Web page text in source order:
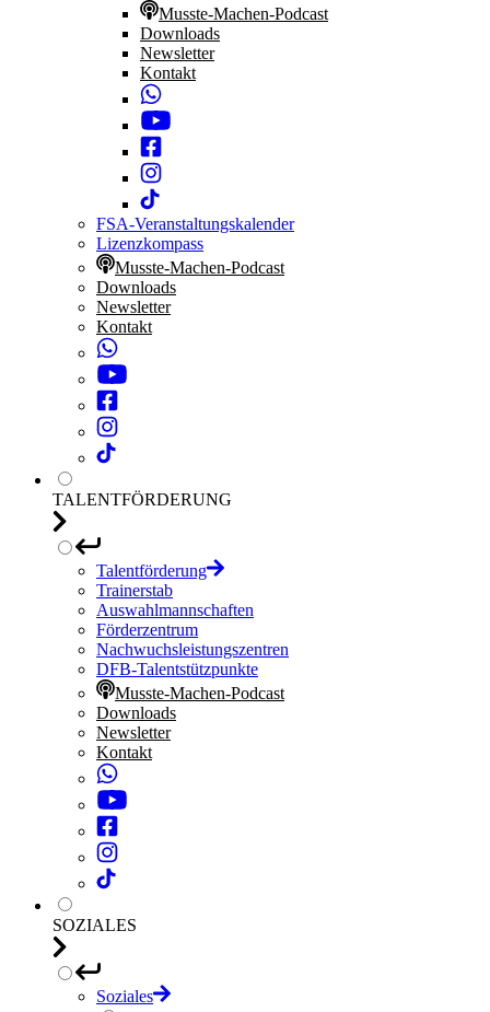
Musste-Machen-Podcast
Downloads
Newsletter
Kontakt
FSA-Veranstaltungskalender
Lizenzkompass
Musste-Machen-Podcast
Downloads
Newsletter
Kontakt
TALENTFÖRDERUNG
Talentförderung
Trainerstab
Auswahlmannschaften
Förderzentrum
Nachwuchsleistungszentren
DFB-Talentstützpunkte
Musste-Machen-Podcast
Downloads
Newsletter
Kontakt
SOZIALES
Soziales